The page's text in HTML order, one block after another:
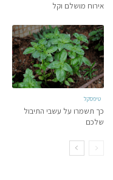
אירוח מושלם וקל
טיפסקל
כך תשמרו על עשבי התיבול
שלכם